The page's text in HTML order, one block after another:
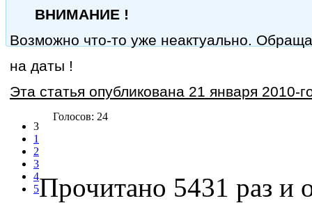
ВНИМАНИЕ !
Возможно что-то уже неактуально.
на даты !
Эта статья опубликована 21 января 2010-
3
1
2
3
4
5
Голосов: 24
Прочитано 5431 раз и